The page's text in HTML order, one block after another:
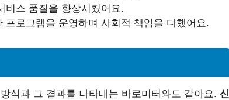
비스 품질을 향상시켰어요.
프로그램을 운영하며 사회적 책임을 다했어요.
식과 그 결과를 나타내는 바로미터와도 같아요. 신